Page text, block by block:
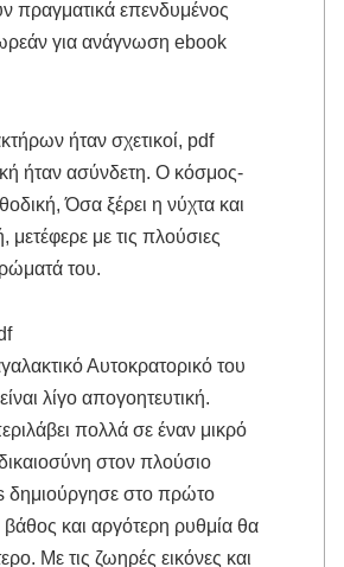
πραγματικά επενδυμένος
για ανάγνωση ebook
ήταν σχετικοί, pdf
ήταν ασύνδετη. Ο κόσμος-
Όσα ξέρει η νύχτα και
με τις πλούσιες
του.
Αυτοκρατορικό του
λίγο απογοητευτική.
πολλά σε έναν μικρό
στον πλούσιο
στο πρώτο
και αργότερη ρυθμία θα
Με τις ζωηρές εικόνες και